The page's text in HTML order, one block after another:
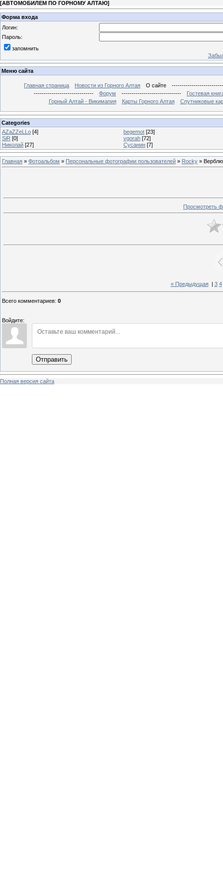
[АВТОМОБИЛЕМ ПО ГОРНОМУ АЛТАЮ]
Форма входа
Логин:
Пароль:
запомнить
Меню сайта
Главная страница Новости из Горного Алтая О сайте
------------------------------
Форум ------------------------------
Гостевая
Горный Алтай - Викимапия
Карты Горного Алтая Спутниковые
Categories
AZaZZeLLo [4] begemot [23]
SiR [0] vgorah [72]
Николай [27] Сусанин [7]
Главная » Фотоальбом » Персональные фотографии пользователей » Rocky »
Просмотреть
« Предыдущая| 3 4
Всего комментариев: 0
Войдите:
Отправить
Полная версия сайта